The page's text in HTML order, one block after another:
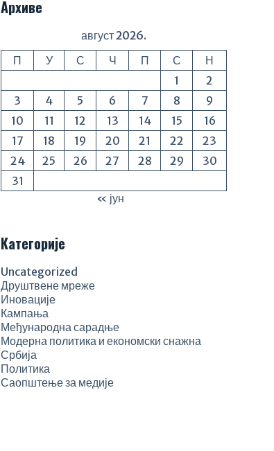
Архиве
август 2026.
П
У С Ч П С
Н
1
2
3
4 5 6 7 8
9
10
11 12 13 14 15
16
17
18 19 20 21 22
23
24
25 26 27 28 29
30
31
« јун
Категорије
Uncategorized
Друштвене мреже
Иновације
Кампања
Међународна сарадње
Модерна политика и економски снажна
Србија
Политика
Саопштење за медије